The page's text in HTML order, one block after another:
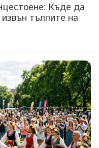
Къде да
тълпите на